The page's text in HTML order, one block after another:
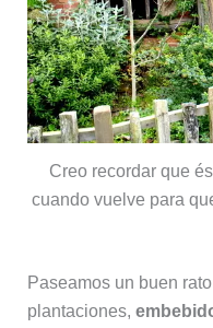
Creo recordar que
cuando vuelve para
Paseamos un buen
plantaciones,